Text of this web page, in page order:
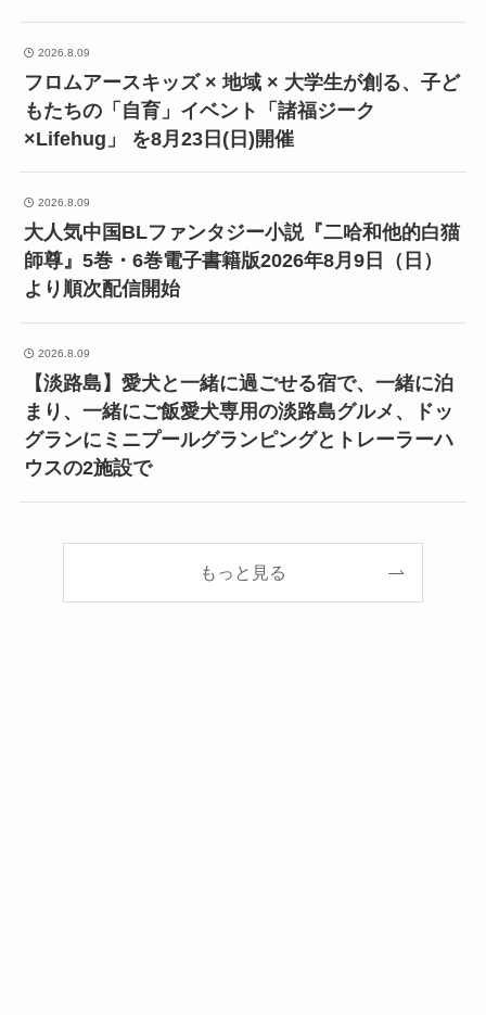
2026.8.09
フロムアースキッズ × 地域 × 大学生が創る、子ど
もたちの「自育」イベント「諸福ジーク
×Lifehug」 を8月23日(日)開催
2026.8.09
大人気中国BLファンタジー小説『二哈和他的白猫
師尊』5巻・6巻電子書籍版2026年8月9日（日）
より順次配信開始
2026.8.09
【淡路島】愛犬と一緒に過ごせる宿で、一緒に泊
まり、一緒にご飯愛犬専用の淡路島グルメ、ドッ
グランにミニプールグランピングとトレーラーハ
ウスの2施設で
もっと見る